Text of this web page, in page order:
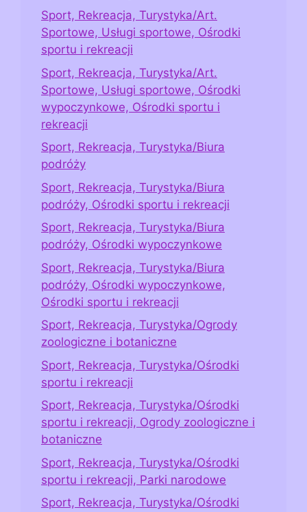
Sport, Rekreacja, Turystyka/Art.
Sportowe, Usługi sportowe, Ośrodki
sportu i rekreacji
Sport, Rekreacja, Turystyka/Art.
Sportowe, Usługi sportowe, Ośrodki
wypoczynkowe, Ośrodki sportu i
rekreacji
Sport, Rekreacja, Turystyka/Biura
podróży
Sport, Rekreacja, Turystyka/Biura
podróży, Ośrodki sportu i rekreacji
Sport, Rekreacja, Turystyka/Biura
podróży, Ośrodki wypoczynkowe
Sport, Rekreacja, Turystyka/Biura
podróży, Ośrodki wypoczynkowe,
Ośrodki sportu i rekreacji
Sport, Rekreacja, Turystyka/Ogrody
zoologiczne i botaniczne
Sport, Rekreacja, Turystyka/Ośrodki
sportu i rekreacji
Sport, Rekreacja, Turystyka/Ośrodki
sportu i rekreacji, Ogrody zoologiczne i
botaniczne
Sport, Rekreacja, Turystyka/Ośrodki
sportu i rekreacji, Parki narodowe
Sport, Rekreacja, Turystyka/Ośrodki